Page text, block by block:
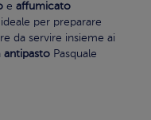
e affumicato
per preparare
da servire insieme ai
antipasto Pasquale